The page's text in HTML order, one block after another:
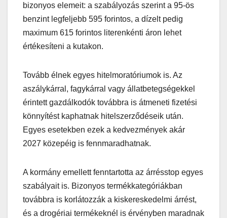
bizonyos elemeit: a szabályozás szerint a 95-ös
benzint legfeljebb 595 forintos, a dízelt pedig
maximum 615 forintos literenkénti áron lehet
értékesíteni a kutakon.
Tovább élnek egyes hitelmoratóriumok is. Az
aszálykárral, fagykárral vagy állatbetegségekkel
érintett gazdálkodók továbbra is átmeneti fizetési
könnyítést kaphatnak hitelszerződéseik után.
Egyes esetekben ezek a kedvezmények akár
2027 közepéig is fennmaradhatnak.
A kormány emellett fenntartotta az árrésstop egyes
szabályait is. Bizonyos termékkategóriákban
továbbra is korlátozzák a kiskereskedelmi árrést,
és a drogériai termékeknél is érvényben maradnak